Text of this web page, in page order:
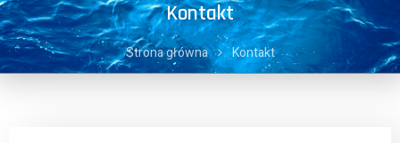
Kontakt
Strona główna Kontakt